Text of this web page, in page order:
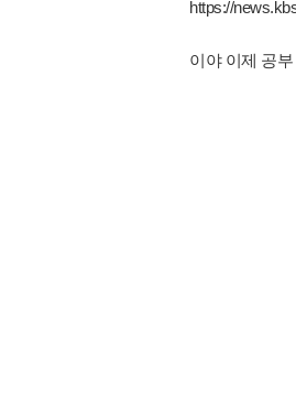
https://
이야 이제 공